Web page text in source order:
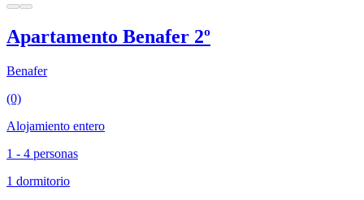
Apartamento Benafer 2º
Benafer
(0)
Alojamiento entero
1 - 4 personas
1 dormitorio